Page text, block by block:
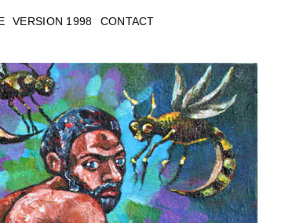
VERSION 1998 CONTACT